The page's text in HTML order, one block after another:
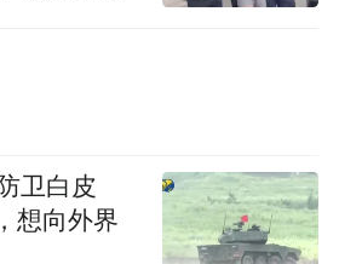
卫白皮
想向外界